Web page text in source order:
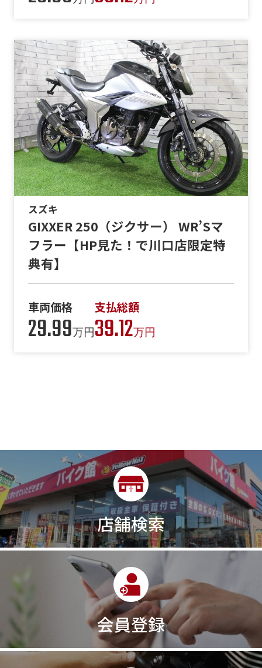
スズキ
GIXXER 250（ジクサー） WR’Sマ
フラー【HP見た！で川口店限定特
典有】
車両価格
29.99万円
支払総額
39.12万円
店舗検索
会員登録